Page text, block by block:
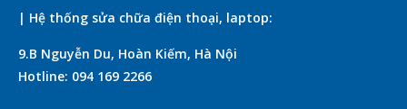
| Hệ thống sửa chữa điện thoại, laptop:
9.B Nguyễn Du, Hoàn Kiếm, Hà Nội
Hotline: 094 169 2266